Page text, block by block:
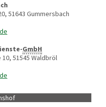
51643 Gummersbach
GmbH
51545 Waldbröl